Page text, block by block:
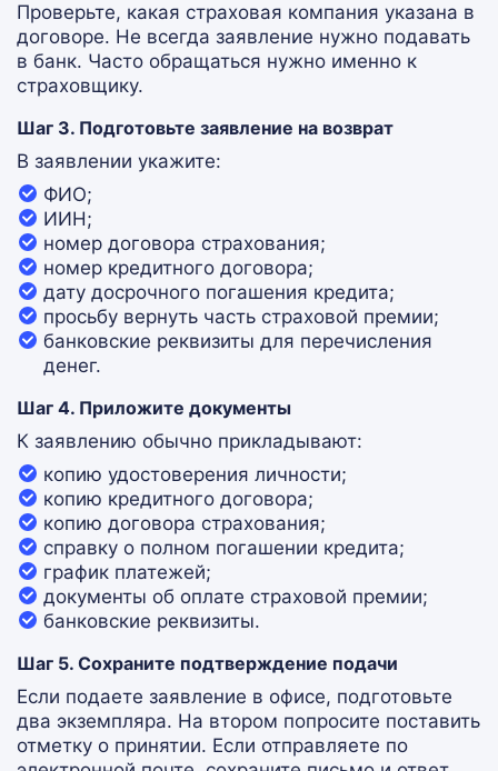
Проверьте, какая страховая компания указана в
договоре. Не всегда заявление нужно подавать
в банк. Часто обращаться нужно именно к
страховщику.
Шаг 3. Подготовьте заявление на возврат
В заявлении укажите:
ФИО;
ИИН;
номер договора страхования;
номер кредитного договора;
дату досрочного погашения кредита;
просьбу вернуть часть страховой премии;
банковские реквизиты для перечисления
денег.
Шаг 4. Приложите документы
К заявлению обычно прикладывают:
копию удостоверения личности;
копию кредитного договора;
копию договора страхования;
справку о полном погашении кредита;
график платежей;
документы об оплате страховой премии;
банковские реквизиты.
Шаг 5. Сохраните подтверждение подачи
Если подаете заявление в офисе, подготовьте
два экземпляра. На втором попросите поставить
отметку о принятии. Если отправляете по